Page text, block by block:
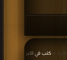
كتب في اكبر